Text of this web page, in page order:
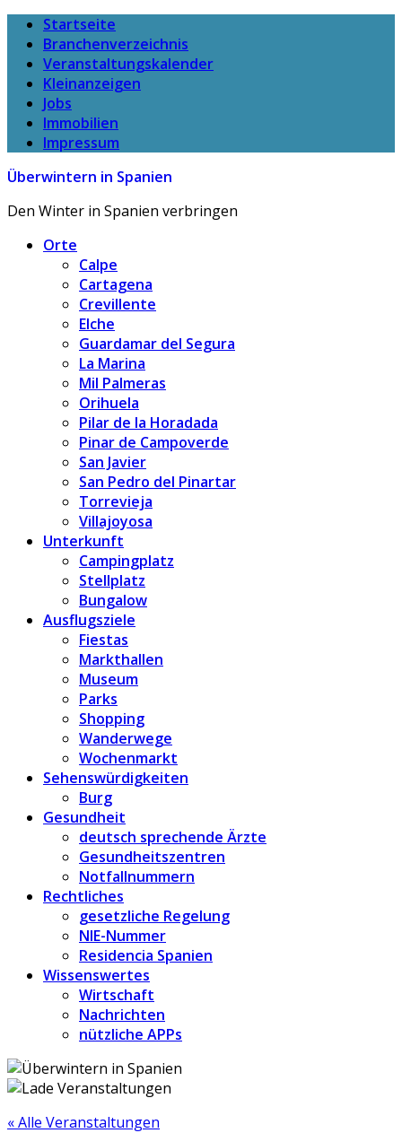
Startseite
Branchenverzeichnis
Veranstaltungskalender
Kleinanzeigen
Jobs
Immobilien
Impressum
Überwintern in Spanien
Den Winter in Spanien verbringen
Orte
Calpe
Cartagena
Crevillente
Elche
Guardamar del Segura
La Marina
Mil Palmeras
Orihuela
Pilar de la Horadada
Pinar de Campoverde
San Javier
San Pedro del Pinartar
Torrevieja
Villajoyosa
Unterkunft
Campingplatz
Stellplatz
Bungalow
Ausflugsziele
Fiestas
Markthallen
Museum
Parks
Shopping
Wanderwege
Wochenmarkt
Sehenswürdigkeiten
Burg
Gesundheit
deutsch sprechende Ärzte
Gesundheitszentren
Notfallnummern
Rechtliches
gesetzliche Regelung
NIE-Nummer
Residencia Spanien
Wissenswertes
Wirtschaft
Nachrichten
nützliche APPs
« Alle Veranstaltungen